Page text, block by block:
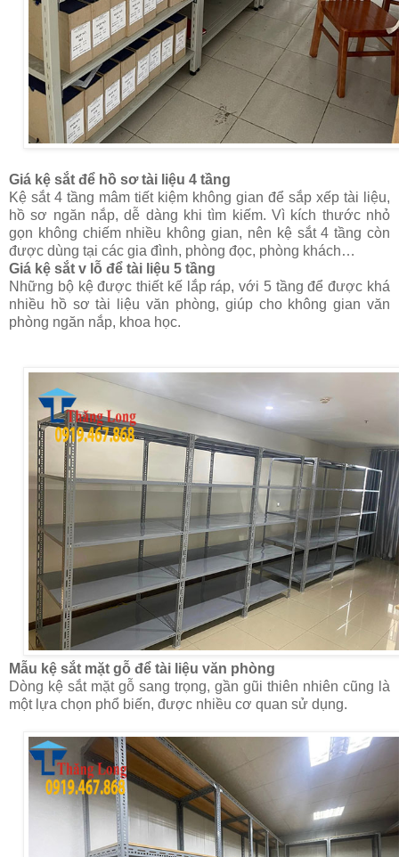
Giá kệ sắt để hồ sơ tài liệu 4 tầng
Kệ sắt 4 tầng mâm tiết kiệm không gian để sắp xếp tài liệu,
hồ sơ ngăn nắp, dễ dàng khi tìm kiếm. Vì kích thước nhỏ
gọn không chiếm nhiều không gian, nên kệ sắt 4 tầng còn
được dùng tại các gia đình, phòng đọc, phòng khách…
Giá kệ sắt v lỗ để tài liệu 5 tầng
Những bộ kệ được thiết kế lắp ráp, với 5 tầng để được khá
nhiều hồ sơ tài liệu văn phòng, giúp cho không gian văn
phòng ngăn nắp, khoa học.
Mẫu kệ sắt mặt gỗ để tài liệu văn phòng
Dòng kệ sắt mặt gỗ sang trọng, gần gũi thiên nhiên cũng là
một lựa chọn phổ biến, được nhiều cơ quan sử dụng.